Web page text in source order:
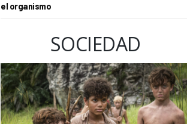
el organismo
SOCIEDAD